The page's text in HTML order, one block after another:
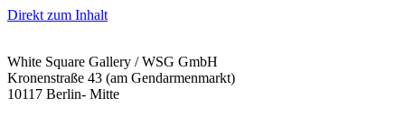
Direkt zum Inhalt
White Square Gallery / WSG GmbH
Kronenstraße 43 (am Gendarmenmarkt)
10117 Berlin- Mitte